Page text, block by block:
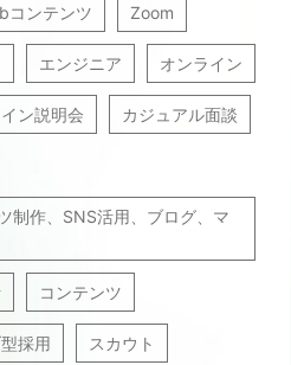
コンテンツ Zoom
エンジニア オンライン
ン説明会 カジュアル面談
制作、SNS活用、ブログ、マ
コンテンツ
採用 スカウト